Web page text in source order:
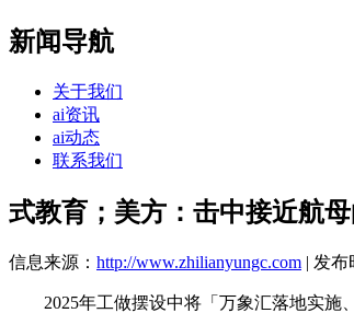
新闻导航
关于我们
ai资讯
ai动态
联系我们
式教育；美方：击中接近航
信息来源： http://www.zhilianyungc.com | 发布
2025年工做摆设中将「万象汇落地实施、